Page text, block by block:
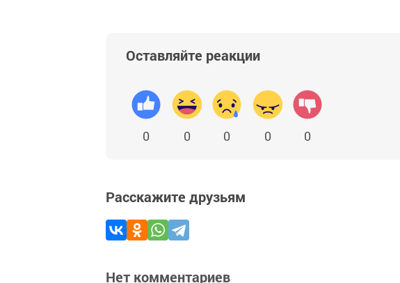
Оставляйте реакции
0 0 0 0 0
Расскажите друзьям
Нет комментариев